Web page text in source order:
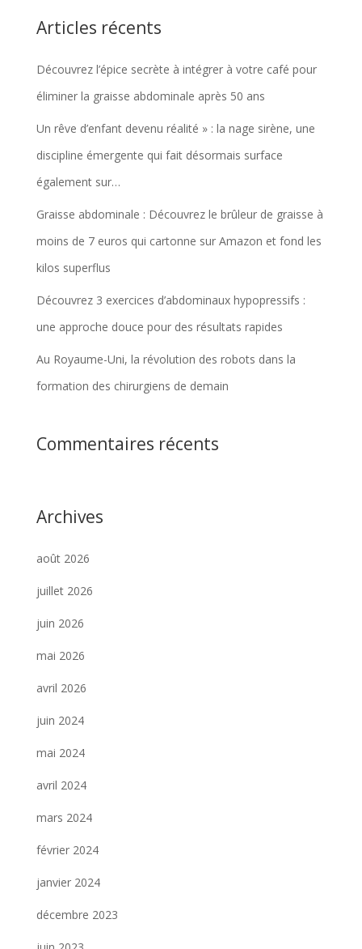
Articles récents
Découvrez l’épice secrète à intégrer à votre café pour
éliminer la graisse abdominale après 50 ans
Un rêve d’enfant devenu réalité » : la nage sirène, une
discipline émergente qui fait désormais surface
également sur…
Graisse abdominale : Découvrez le brûleur de graisse à
moins de 7 euros qui cartonne sur Amazon et fond les
kilos superflus
Découvrez 3 exercices d’abdominaux hypopressifs :
une approche douce pour des résultats rapides
Au Royaume-Uni, la révolution des robots dans la
formation des chirurgiens de demain
Commentaires récents
Archives
août 2026
juillet 2026
juin 2026
mai 2026
avril 2026
juin 2024
mai 2024
avril 2024
mars 2024
février 2024
janvier 2024
décembre 2023